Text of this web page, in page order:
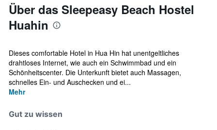
Über das Sleepeasy Beach Hostel
Huahin
Dieses comfortable Hotel in Hua Hin hat unentgeltliches
drahtloses Internet, wie auch ein Schwimmbad und ein
Schönheitscenter. Die Unterkunft bietet auch Massagen,
schnelles Ein- und Auschecken und ei...
Mehr
Gut zu wissen